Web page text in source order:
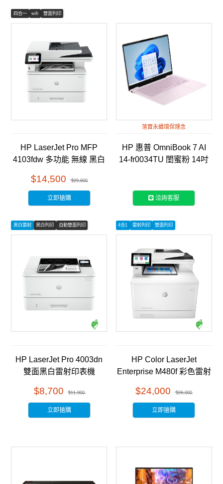
四合一 wifi 雙面列印
HP LaserJet Pro MFP
4103fdw 多功能 無線 黑白
$14,500 $20,800
立即搶購
落實永續環保理念
HP 惠普 OmniBook 7 AI
14-fr0034TU 閨蜜粉 14吋
洽詢客服
黑白雷射 黑白列印 自動雙面列印
HP LaserJet Pro 4003dn
雙面黑白雷射印表機
$8,700 $11,900
立即搶購
4合1 雷射列印 雙面列印
HP Color LaserJet
Enterprise M480f 彩色雷射
$24,000 $26,000
立即搶購